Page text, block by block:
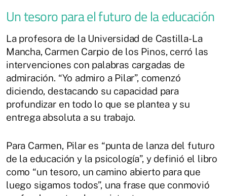
Un tesoro para el futuro de la educación
La profesora de la Universidad de Castilla-La
Mancha, Carmen Carpio de los Pinos, cerró las
intervenciones con palabras cargadas de
admiración. “Yo admiro a Pilar”, comenzó
diciendo, destacando su capacidad para
profundizar en todo lo que se plantea y su
entrega absoluta a su trabajo.
Para Carmen, Pilar es “punta de lanza del futuro
de la educación y la psicología”, y definió el libro
como “un tesoro, un camino abierto para que
luego sigamos todos”, una frase que conmovió